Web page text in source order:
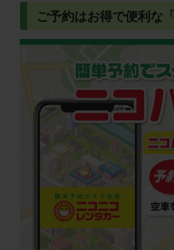
ご予約はお得で便利な